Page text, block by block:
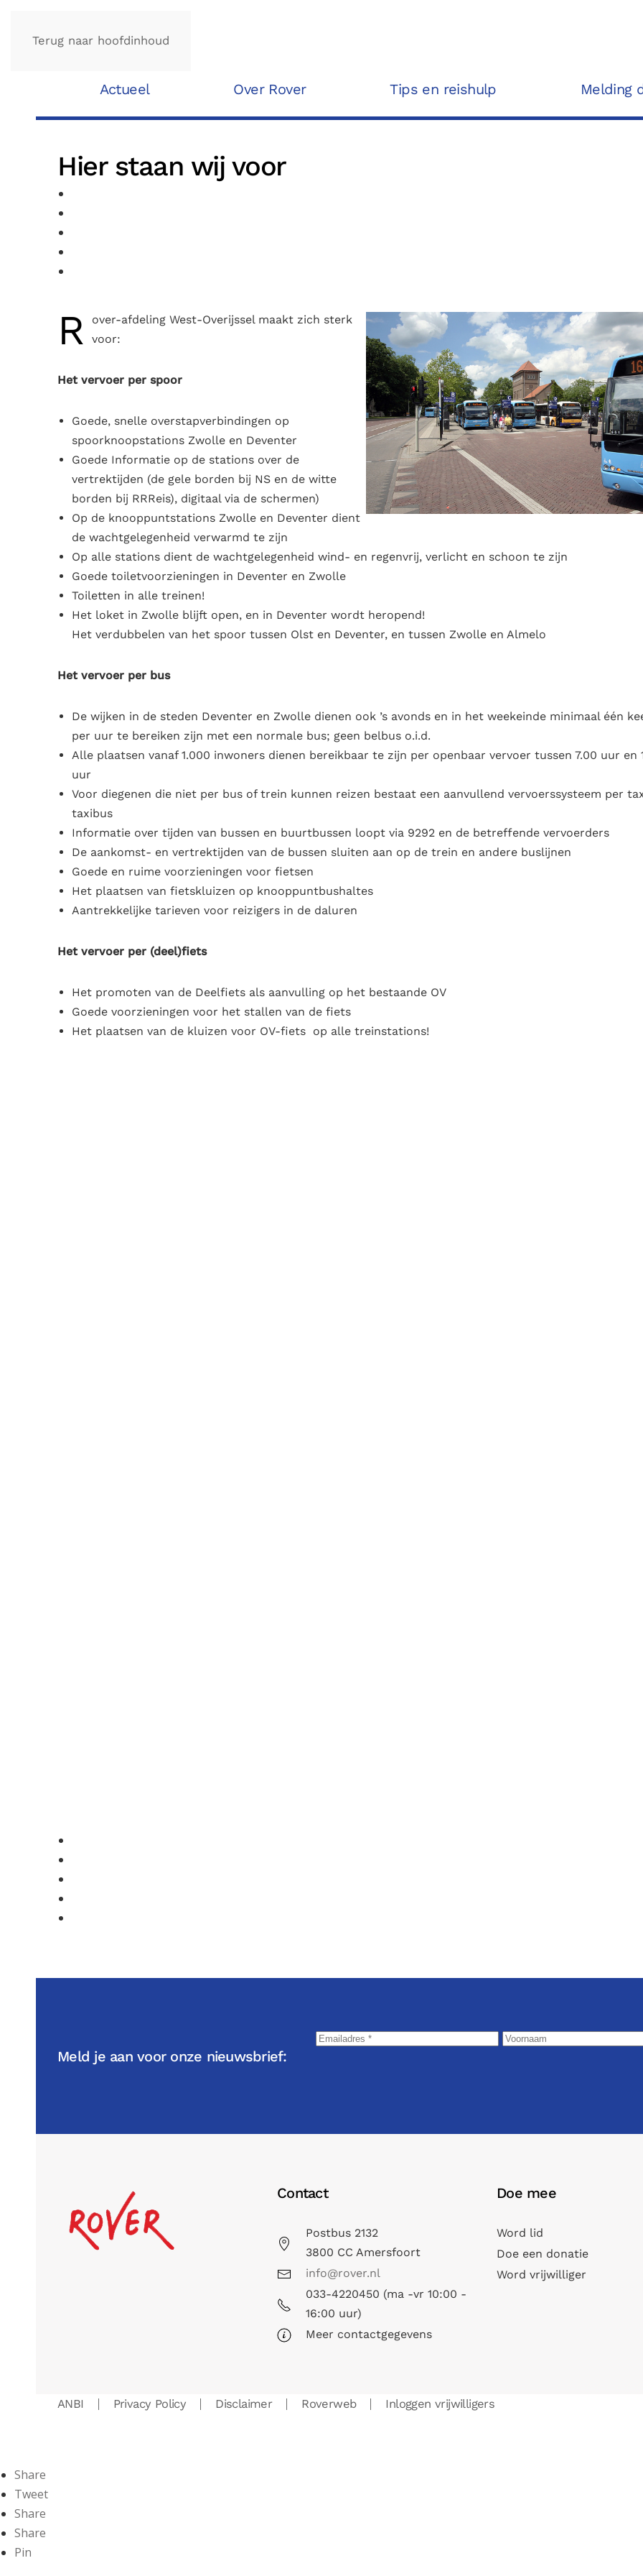
Terug naar hoofdinhoud
Actueel Over Rover Tips en reishulp Melding
Hier staan wij voor
R
over-afdeling West-Overijssel maakt zich sterk
voor:
Het vervoer per spoor
Goede, snelle overstapverbindingen op
spoorknoopstations Zwolle en Deventer
Goede Informatie op de stations over de
vertrektijden (de gele borden bij NS en de witte
borden bij RRReis), digitaal via de schermen)
Op de knooppuntstations Zwolle en Deventer dient
de wachtgelegenheid verwarmd te zijn
Op alle stations dient de wachtgelegenheid wind- en regenvrij, verlicht en schoon te zijn
Goede toiletvoorzieningen in Deventer en Zwolle
Toiletten in alle treinen!
Het loket in Zwolle blijft open, en in Deventer wordt heropend!
Het verdubbelen van het spoor tussen Olst en Deventer, en tussen Zwolle en Almelo
Het vervoer per bus
De wijken in de steden Deventer en Zwolle dienen ook ’s avonds en in het weekeinde minimaal één
per uur te bereiken zijn met een normale bus; geen belbus o.i.d.
Alle plaatsen vanaf 1.000 inwoners dienen bereikbaar te zijn per openbaar vervoer tussen 7.00 uur en
uur
Voor diegenen die niet per bus of trein kunnen reizen bestaat een aanvullend vervoerssysteem per
taxibus
Informatie over tijden van bussen en buurtbussen loopt via 9292 en de betreffende vervoerders
De aankomst- en vertrektijden van de bussen sluiten aan op de trein en andere buslijnen
Goede en ruime voorzieningen voor fietsen
Het plaatsen van fietskluizen op knooppuntbushaltes
Aantrekkelijke tarieven voor reizigers in de daluren
Het vervoer per (deel)fiets
Het promoten van de Deelfiets als aanvulling op het bestaande OV
Goede voorzieningen voor het stallen van de fiets
Het plaatsen van de kluizen voor OV-fiets op alle treinstations!
Meld je aan voor onze nieuwsbrief:
Contact
Postbus 2132
3800 CC Amersfoort
info@rover.nl
033-4220450 (ma -vr 10:00 -
16:00 uur)
Meer contactgegevens
Doe mee
Word lid
Doe een donatie
Word vrijwilliger
ANBI Privacy Policy Disclaimer Roverweb Inloggen vrijwilligers
Share
Tweet
Share
Share
Pin